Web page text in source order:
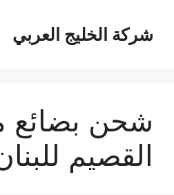
المحتوىشركة الخليج العربي
شحن بضائع
القصيم